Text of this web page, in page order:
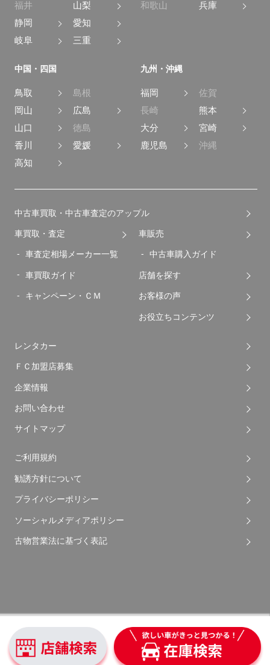
福井
山梨
静岡
愛知
岐阜
三重
和歌山
兵庫
中国・四国
鳥取
島根
岡山
広島
山口
徳島
香川
愛媛
高知
九州・沖縄
福岡
佐賀
長崎
熊本
大分
宮崎
鹿児島
沖縄
中古車買取・中古車査定のアップル
車買取・査定
車査定相場メーカー一覧
車買取ガイド
キャンペーン・ＣＭ
車販売
中古車購入ガイド
店舗を探す
お客様の声
お役立ちコンテンツ
レンタカー
ＦＣ加盟店募集
企業情報
お問い合わせ
サイトマップ
ご利用規約
勧誘方針について
プライバシーポリシー
ソーシャルメディアポリシー
古物営業法に基づく表記